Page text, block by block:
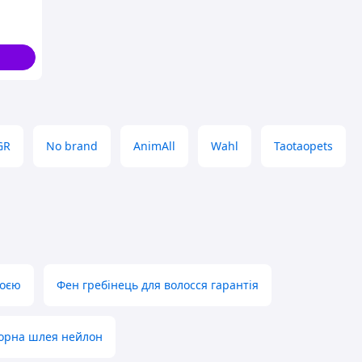
No brand AnimAll Wahl Taotaopets
Фен гребінець для волосся гарантія
шлея нейлон